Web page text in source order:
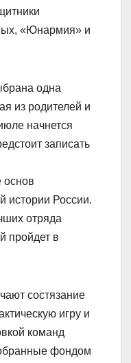
«Юнармия» и
одна
из родителей и
начнется
записать
основ
истории России.
отряда
пройдет в
состязание
игру и
команд
фондом